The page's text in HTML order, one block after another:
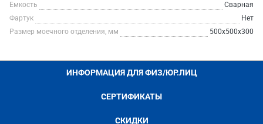
Емкость
Сварная
Фартук
Нет
Размер моечного отделения, мм
500x500x300
ИНФОРМАЦИЯ ДЛЯ ФИЗ/ЮР.ЛИЦ
СЕРТИФИКАТЫ
СКИДКИ